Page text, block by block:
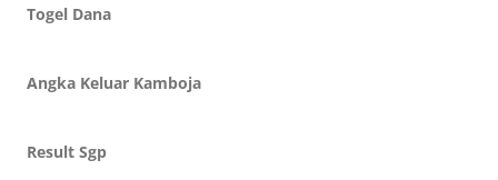
Togel Dana
Angka Keluar Kamboja
Result Sgp